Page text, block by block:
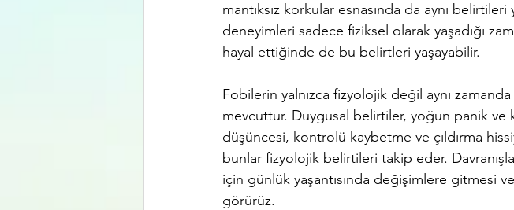
mantıksız korkular esnasında da aynı
deneyimleri sadece fiziksel olarak yaşadığı
hayal ettiğinde de bu belirtleri yaşayabilir.
Fobilerin yalnızca fizyolojik değil aynı
mevcuttur. Duygusal belirtiler, yoğun panik ve
düşüncesi, kontrolü kaybetme ve çıldırma
bunlar fizyolojik belirtileri takip eder.
için günlük yaşantısında değişimlere gitmesi ve
görürüz.